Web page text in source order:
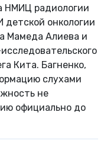
НМИЦ радиологии
онкологии
Мамеда Алиева и
Кита. Багненко,
слухами
не
официально до